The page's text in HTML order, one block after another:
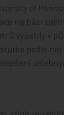
of
na bázi
vyústily v
podle